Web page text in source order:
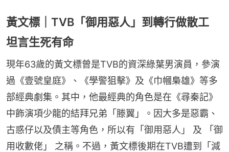
黃文標｜TVB「御用惡人」到轉行做散工
坦言生死有命
現年63歲的黃文標曾是TVB的資深綠葉男演員，參演
過《壹號皇庭》、《學警狙擊》及《巾幗梟雄》等多
部經典劇集。其中，他最經典的角色是在《尋秦記》
中飾演項少龍的結拜兄弟「滕翼」。因大多是惡霸、
古惑仔以及債主等角色，所以有「御用惡人」 及 「御
用收數佬」 之稱。不過，黃文標後期在TVB遭到「減